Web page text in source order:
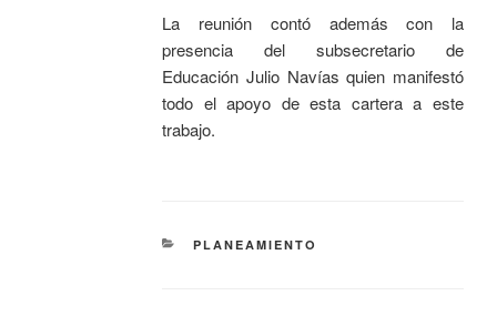
La reunión contó además con la
presencia del subsecretario de
Educación Julio Navías quien manifestó
todo el apoyo de esta cartera a este
trabajo.
PLANEAMIENTO